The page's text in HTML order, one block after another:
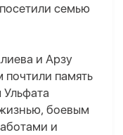
семью
и Арзу
память
боевым
и